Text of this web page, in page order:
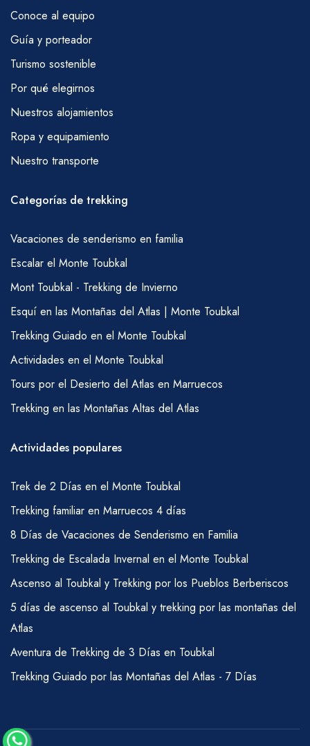
Conoce al equipo
Guía y porteador
Turismo sostenible
Por qué elegirnos
Nuestros alojamientos
Ropa y equipamiento
Nuestro transporte
Categorías de trekking
Vacaciones de senderismo en familia
Escalar el Monte Toubkal
Mont Toubkal - Trekking de Invierno
Esquí en las Montañas del Atlas | Monte Toubkal
Trekking Guiado en el Monte Toubkal
Actividades en el Monte Toubkal
Tours por el Desierto del Atlas en Marruecos
Trekking en las Montañas Altas del Atlas
Actividades populares
Trek de 2 Días en el Monte Toubkal
Trekking familiar en Marruecos 4 días
8 Días de Vacaciones de Senderismo en Familia
Trekking de Escalada Invernal en el Monte Toubkal
Ascenso al Toubkal y Trekking por los Pueblos Berberiscos
5 días de ascenso al Toubkal y trekking por las montañas del
Atlas
Aventura de Trekking de 3 Días en Toubkal
Trekking Guiado por las Montañas del Atlas - 7 Días